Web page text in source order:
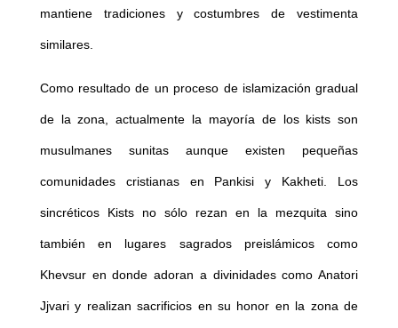
mantiene tradiciones y costumbres de vestimenta
similares.
Como resultado de un proceso de islamización gradual
de la zona, actualmente la mayoría de los kists son
musulmanes sunitas aunque existen pequeñas
comunidades cristianas en Pankisi y Kakheti. Los
sincréticos Kists no sólo rezan en la mezquita sino
también en lugares sagrados preislámicos como
Khevsur en donde adoran a divinidades como Anatori
Jjvari y realizan sacrificios en su honor en la zona de